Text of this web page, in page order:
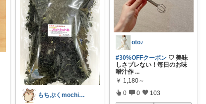
もちぷくmochipuku☘️5日感謝
oto♪
#30%OFFクーポン ♡ 美味
しさブレない！毎日のお味
噌汁作 ...
￥ 1,180～
0 0 103